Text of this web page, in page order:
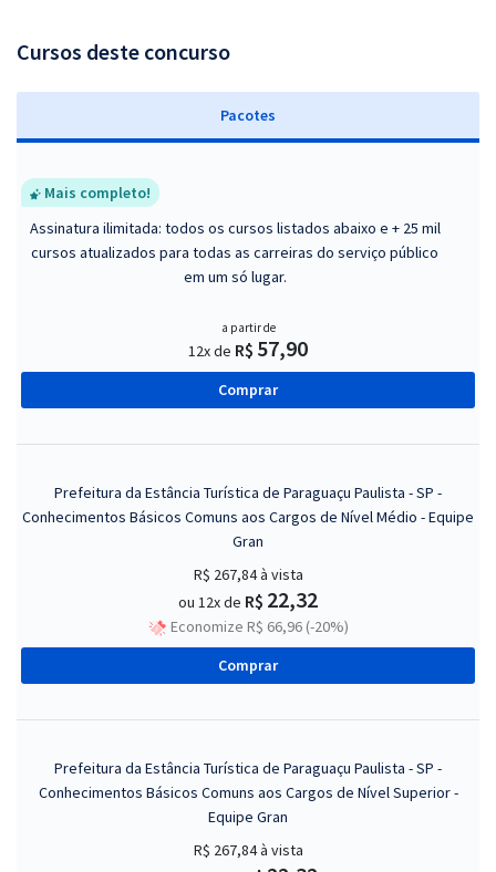
Cursos deste concurso
Pacotes
Mais completo!
Assinatura ilimitada: todos os cursos listados abaixo e + 25 mil
cursos atualizados para todas as carreiras do serviço público
em um só lugar.
a partir de
12x de R$ 57,90
Comprar
Prefeitura da Estância Turística de Paraguaçu Paulista - SP -
Conhecimentos Básicos Comuns aos Cargos de Nível Médio - Equipe
Gran
R$ 267,84à vista
ou 12x de R$ 22,32
Economize R$ 66,96 (-20%)
Comprar
Prefeitura da Estância Turística de Paraguaçu Paulista - SP -
Conhecimentos Básicos Comuns aos Cargos de Nível Superior -
Equipe Gran
R$ 267,84à vista